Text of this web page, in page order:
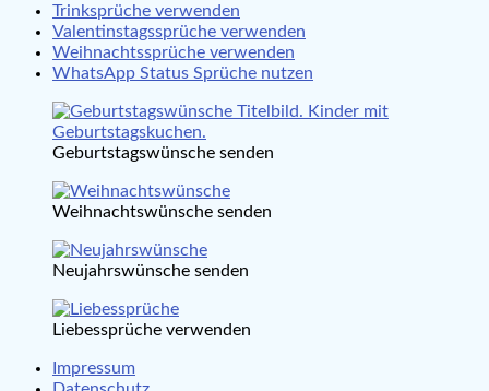
Trinksprüche verwenden
Valentinstagssprüche verwenden
Weihnachtssprüche verwenden
WhatsApp Status Sprüche nutzen
Geburtstagswünsche senden
Weihnachtswünsche senden
Neujahrswünsche senden
Liebessprüche verwenden
Impressum